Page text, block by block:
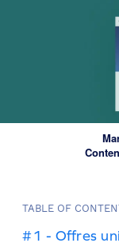
TABLE OF
#1 - Offres